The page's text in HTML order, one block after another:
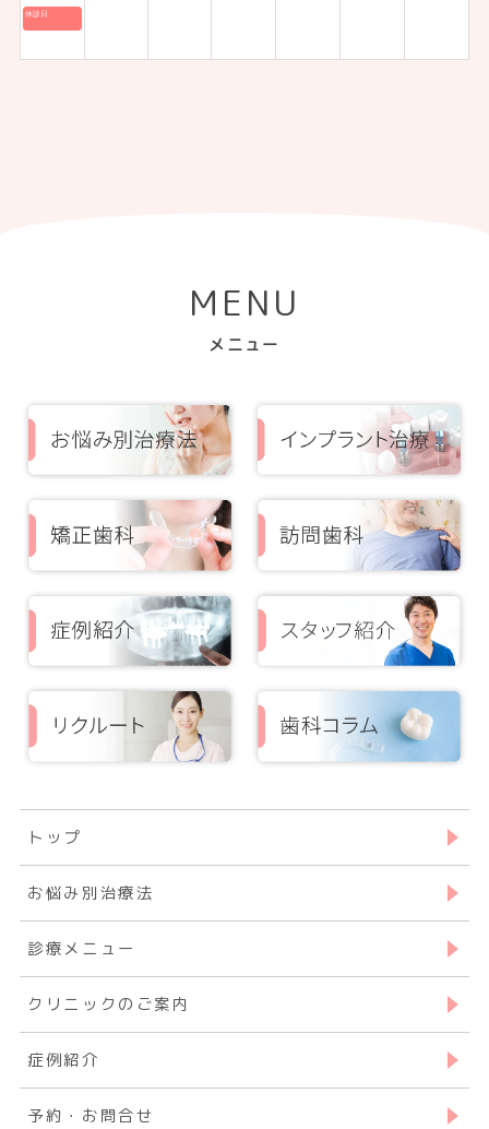
休診日
MENU
メニュー
トップ
お悩み別治療法
診療メニュー
クリニックのご案内
症例紹介
予約・お問合せ